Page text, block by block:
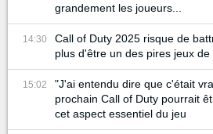
grandement les joueurs...
14:30
Call of Duty 2025 risque de
plus d'être un des pires jeux de
15:02
"J'ai entendu dire que c'était
prochain Call of Duty pourrait
cet aspect essentiel du jeu